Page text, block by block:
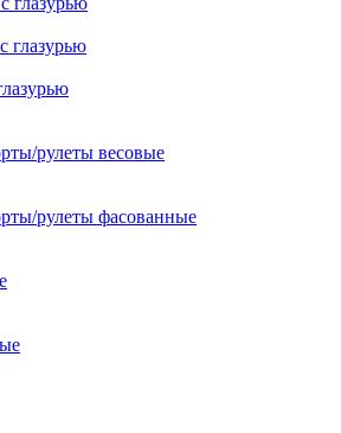
глазурью
рулеты весовые
рулеты фасованные